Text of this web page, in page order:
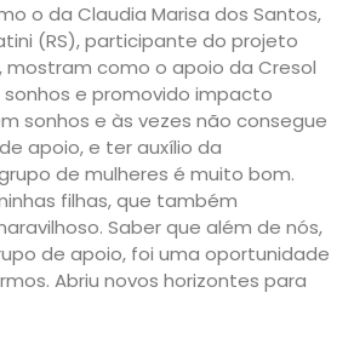
o da Claudia Marisa dos Santos,
(RS), participante do projeto
mostram como o apoio da Cresol
e promovido impacto
sonhos e às vezes não consegue
apoio, e ter auxílio da
de mulheres é muito bom.
filhas, que também
Saber que além de nós,
de apoio, foi uma oportunidade
Abriu novos horizontes para